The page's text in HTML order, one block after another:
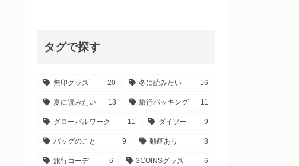
タグで探す
無印グッズ 20 冬に読みたい 16
夏に読みたい 13 旅行パッキング 11
グローバルワーク 11 ダイソー 9
バッグのこと 9 動画あり 8
旅行コーデ 6 3COINSグッズ 6